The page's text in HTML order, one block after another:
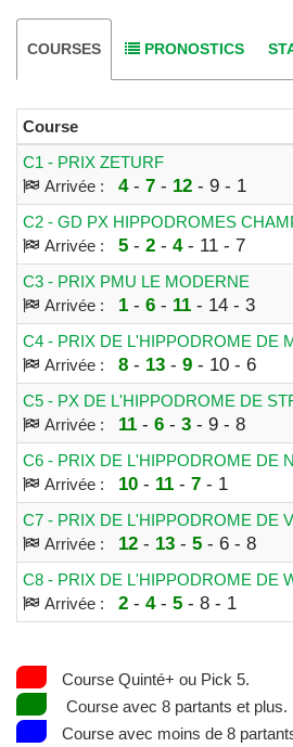
COURSES PRONOSTICS
Course
C1 - PRIX ZETURF
Arrivée :
4- 7- 12- 9 - 1
C2 - GD PX HIPPODROMES
Arrivée :
5- 2- 4- 11 - 7
C3 - PRIX PMU LE MODERNE
Arrivée :
1 - 6- 11 - 14 - 3
C4 - PRIX DE L'HIPPODROME DE
Arrivée :
8- 13- 9- 10 - 6
C5 - PX DE L'HIPPODROME DE
Arrivée :
11 - 6- 3- 9 - 8
C6 - PRIX DE L'HIPPODROME DE
Arrivée :
10- 11 - 7- 1
C7 - PRIX DE L'HIPPODROME DE
Arrivée :
12- 13- 5- 6 - 8
C8 - PRIX DE L'HIPPODROME DE
Arrivée :
2- 4- 5- 8 - 1
Course Quinté+ ou Pick 5.
Course avec 8 partants et plus.
Course avec moins de 8